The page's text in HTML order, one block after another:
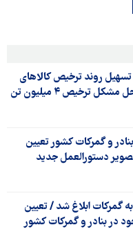
تسهیل روند ترخیص کالاهای
اساسی صادر شد/ حل مشکل ترخیص ۴ میلیون تن
و گمرکات کشور تعیین
دستورالعمل جدید
گمرکات ابلاغ شد / تعیین
در بنادر و گمرکات کشور